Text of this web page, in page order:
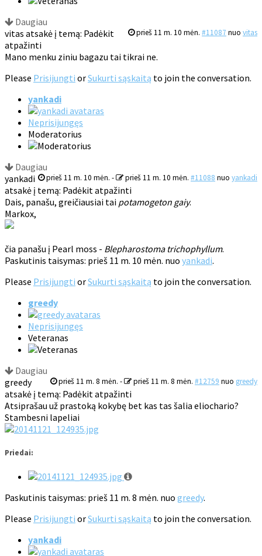
Daugiau
prieš 11 m. 10 mėn. #11087 nuo vitas
vitas atsakė į temą: Padėkit
atpažinti
Mano menku ziniu bagazu tai tikrai ne.
Please Prisijungti orSukurti sąskaitą to join the conversation.
yankadi
Neprisijungęs
Moderatorius
Daugiau
prieš 11 m. 10 mėn. - prieš 11 m. 10 mėn. #11088 nuo yankadi
yankadi
atsakė į temą: Padėkit atpažinti
Dais, panašu, greičiausiai tai potamogeton gaiy.
Markox,
čia panašu į Pearl moss - Blepharostoma trichophyllum.
Paskutinis taisymas: prieš 11 m. 10 mėn. nuo yankadi.
Please Prisijungti orSukurti sąskaitą to join the conversation.
greedy
Neprisijungęs
Veteranas
Daugiau
prieš 11 m. 8 mėn. - prieš 11 m. 8 mėn. #12759 nuo greedy
greedy
atsakė į temą: Padėkit atpažinti
Atsiprašau už prastoką kokybę bet kas tas šalia eliochario?
Stambesni lapeliai
Priedai:
Paskutinis taisymas: prieš 11 m. 8 mėn. nuo greedy.
Please Prisijungti orSukurti sąskaitą to join the conversation.
yankadi